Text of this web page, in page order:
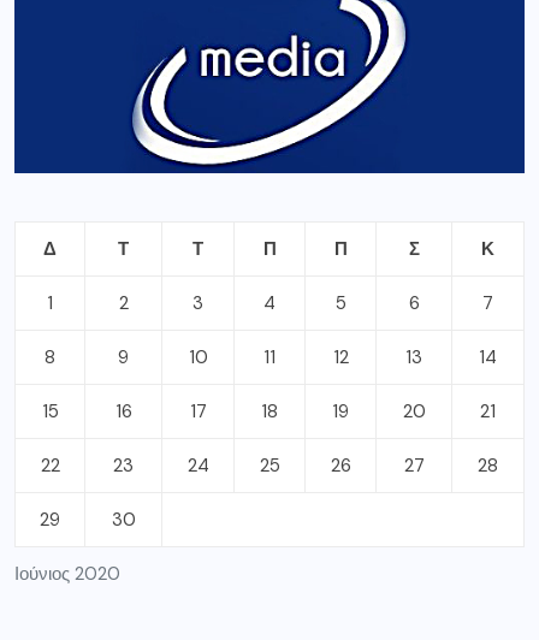
Ιούνιος 2020
Δ Τ Τ Π Π Σ Κ
1 2 3 4 5 6 7
8 9 10 11 12 13 14
15 16 17 18 19 20 21
22 23 24 25 26 27 28
29 30